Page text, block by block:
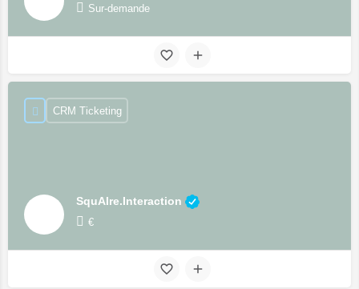
Sur-demande
SquAIre.Interaction
€
CRM Ticketing